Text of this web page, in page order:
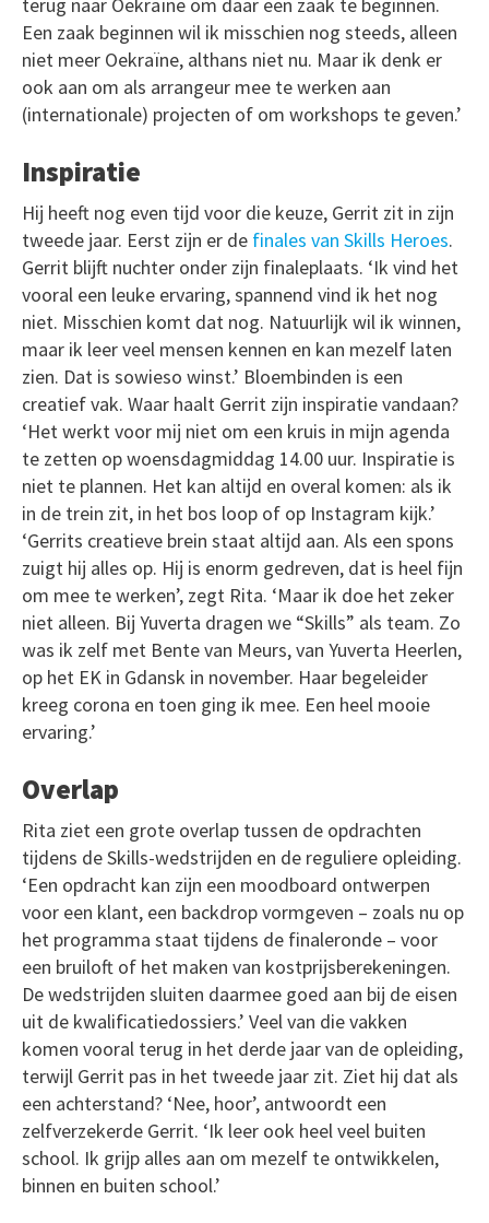
Een zaak beginnen wil ik misschien nog steeds, alleen
niet meer Oekraïne, althans niet nu. Maar ik denk er
ook aan om als arrangeur mee te werken aan
(internationale) projecten of om workshops te geven.’
Inspiratie
Hij heeft nog even tijd voor die keuze, Gerrit zit in zijn
tweede jaar. Eerst zijn er de finales van Skills Heroes.
Gerrit blijft nuchter onder zijn finaleplaats. ‘Ik vind het
vooral een leuke ervaring, spannend vind ik het nog
niet. Misschien komt dat nog. Natuurlijk wil ik winnen,
maar ik leer veel mensen kennen en kan mezelf laten
zien. Dat is sowieso winst.’ Bloembinden is een
creatief vak. Waar haalt Gerrit zijn inspiratie vandaan?
‘Het werkt voor mij niet om een kruis in mijn agenda
te zetten op woensdagmiddag 14.00 uur. Inspiratie is
niet te plannen. Het kan altijd en overal komen: als ik
in de trein zit, in het bos loop of op Instagram kijk.’
‘Gerrits creatieve brein staat altijd aan. Als een spons
zuigt hij alles op. Hij is enorm gedreven, dat is heel fijn
om mee te werken’, zegt Rita. ‘Maar ik doe het zeker
niet alleen. Bij Yuverta dragen we “Skills” als team. Zo
was ik zelf met Bente van Meurs, van Yuverta Heerlen,
op het EK in Gdansk in november. Haar begeleider
kreeg corona en toen ging ik mee. Een heel mooie
ervaring.’
Overlap
Rita ziet een grote overlap tussen de opdrachten
tijdens de Skills-wedstrijden en de reguliere opleiding.
‘Een opdracht kan zijn een moodboard ontwerpen
voor een klant, een backdrop vormgeven – zoals nu op
het programma staat tijdens de finaleronde – voor
een bruiloft of het maken van kostprijsberekeningen.
De wedstrijden sluiten daarmee goed aan bij de eisen
uit de kwalificatiedossiers.’ Veel van die vakken
komen vooral terug in het derde jaar van de opleiding,
terwijl Gerrit pas in het tweede jaar zit. Ziet hij dat als
een achterstand? ‘Nee, hoor’, antwoordt een
zelfverzekerde Gerrit. ‘Ik leer ook heel veel buiten
school. Ik grijp alles aan om mezelf te ontwikkelen,
binnen en buiten school.’